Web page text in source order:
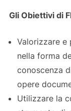
Gli Obiettivi di
Valorizzare e
nella forma
conoscenza
opere
Utilizzare la